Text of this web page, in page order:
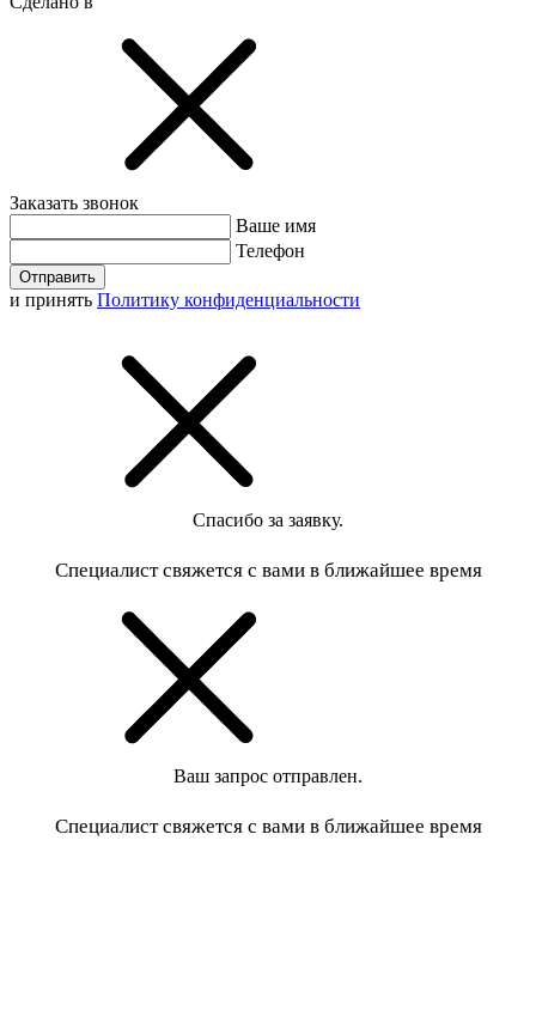
Заказать звонок
Ваше имя
Телефон
Отправить
и принять Политику конфиденциальности
Спасибо за заявку.
Специалист свяжется с вами в ближайшее время
Ваш запрос отправлен.
Специалист свяжется с вами в ближайшее время